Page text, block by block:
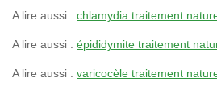
A lire aussi : chlamydia traitement
A lire aussi : épididymite traitement
A lire aussi : varicocèle traitement